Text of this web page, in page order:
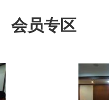
会员专区